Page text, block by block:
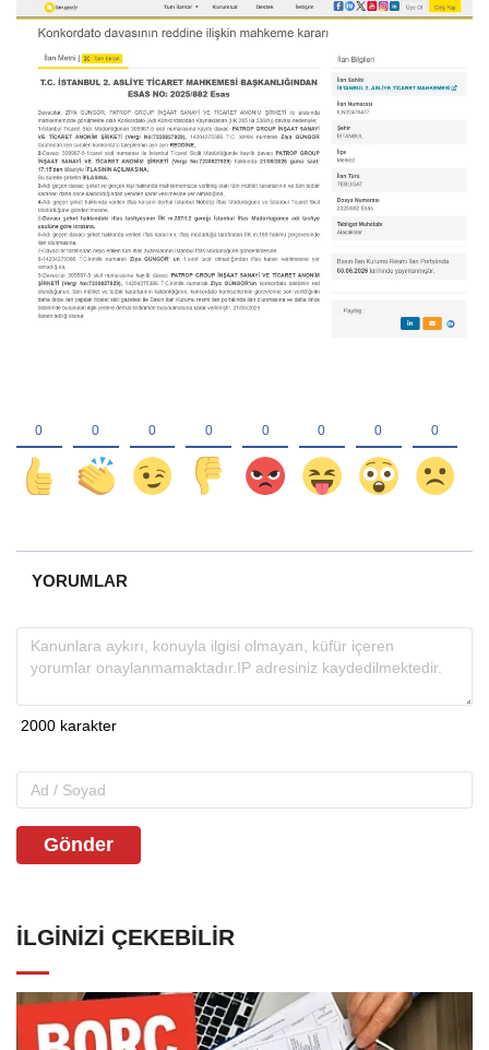
YORUMLAR
Gönder
İLGINIZI ÇEKEBILIR